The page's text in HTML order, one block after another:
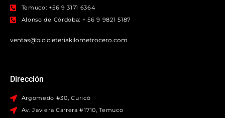
Temuco: +56 9 3171 6364
Alonso de Córdoba: + 56 9 9821 5187
ventas@bicicleteriakilometrocero.com
Dirección
Argomedo #30, Curicó
Av. Javiera Carrera #1710, Temuco